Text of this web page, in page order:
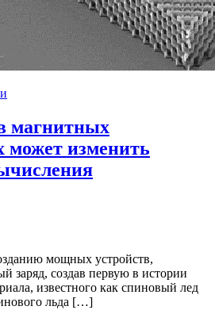
магнитных
может изменить
мощных устройств,
заряд, создав первую в истории
известного как спиновый лед
льда […]